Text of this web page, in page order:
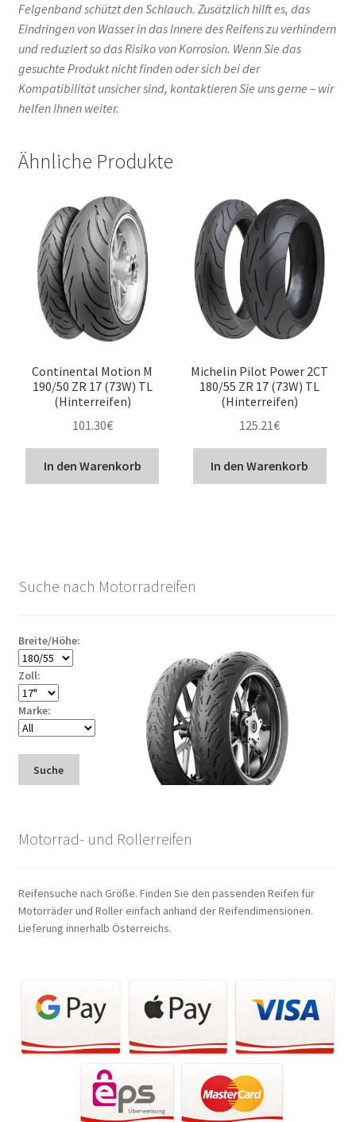
Felgenband schützt den Schlauch. Zusätzlich hilft es, das
Eindringen von Wasser in das Innere des Reifens zu verhindern
und reduziert so das Risiko von Korrosion. Wenn Sie das
gesuchte Produkt nicht finden oder sich bei der
Kompatibilität unsicher sind, kontaktieren Sie uns gerne – wir
helfen Ihnen weiter.
Ähnliche Produkte
Continental Motion M
190/50 ZR 17 (73W) TL
(Hinterreifen)
101.30€
In den Warenkorb
Michelin Pilot Power 2CT
180/55 ZR 17 (73W) TL
(Hinterreifen)
125.21€
In den Warenkorb
Suche nach Motorradreifen
Breite/Höhe:
Zoll:
Marke:
Suche
Motorrad- und Rollerreifen
Reifensuche nach Größe. Finden Sie den passenden Reifen für
Motorräder und Roller einfach anhand der Reifendimensionen.
Lieferung innerhalb Österreichs.